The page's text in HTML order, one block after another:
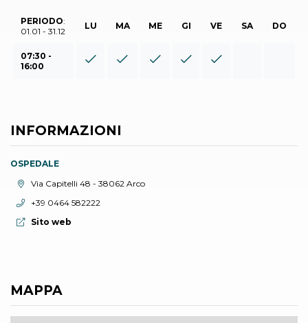
PERIODO:
01.01 - 31.12
LU MA ME GI VE SA DO
07:30 -
16:00
INFORMAZIONI
OSPEDALE
Località:Via Capitelli 48 - 38062 Arco
Telefono:
+39 0464 582222
Sito web:
Sito web
MAPPA